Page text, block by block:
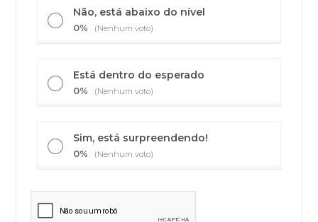
Não, está abaixo do nível
0% (Nenhum voto)
Está dentro do esperado
0% (Nenhum voto)
Sim, está surpreendendo!
0% (Nenhum voto)